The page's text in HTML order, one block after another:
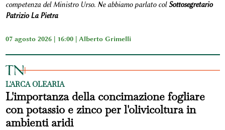
competenza del Ministro Urso. Ne abbiamo parlato colSottosegretario
Patrizio La Pietra
07 agosto 2026 | 16:00 | Alberto Grimelli
L'ARCA OLEARIA
L'importanza della concimazione fogliare
con potassio e zinco per l'olivicoltura in
ambienti aridi